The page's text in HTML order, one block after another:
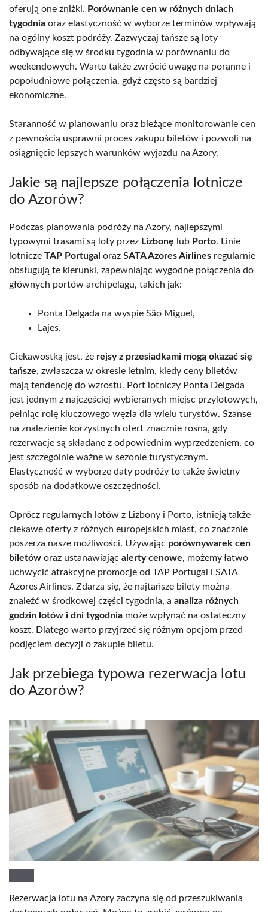
oferują one zniżki. Porównanie cen w różnych dniach
tygodnia oraz elastyczność w wyborze terminów wpływają
na ogólny koszt podróży. Zazwyczaj tańsze są loty
odbywające się w środku tygodnia w porównaniu do
weekendowych. Warto także zwrócić uwagę na poranne i
popołudniowe połączenia, gdyż często są bardziej
ekonomiczne.
Staranność w planowaniu oraz bieżące monitorowanie cen
z pewnością usprawni proces zakupu biletów i pozwoli na
osiągnięcie lepszych warunków wyjazdu na Azory.
Jakie są najlepsze połączenia lotnicze
do Azorów?
Podczas planowania podróży na Azory, najlepszymi
typowymi trasami są loty przez Lizbonę lub Porto. Linie
lotnicze TAP Portugal oraz SATA Azores Airlines regularnie
obsługują te kierunki, zapewniając wygodne połączenia do
głównych portów archipelagu, takich jak:
Ponta Delgada na wyspie São Miguel,
Lajes.
Ciekawostką jest, że rejsy z przesiadkami mogą okazać się
tańsze, zwłaszcza w okresie letnim, kiedy ceny biletów
mają tendencję do wzrostu. Port lotniczy Ponta Delgada
jest jednym z najczęściej wybieranych miejsc przylotowych,
pełniąc rolę kluczowego węzła dla wielu turystów. Szanse
na znalezienie korzystnych ofert znacznie rosną, gdy
rezerwacje są składane z odpowiednim wyprzedzeniem, co
jest szczególnie ważne w sezonie turystycznym.
Elastyczność w wyborze daty podróży to także świetny
sposób na dodatkowe oszczędności.
Oprócz regularnych lotów z Lizbony i Porto, istnieją także
ciekawe oferty z różnych europejskich miast, co znacznie
poszerza nasze możliwości. Używając porównywarek cen
biletów oraz ustanawiając alerty cenowe, możemy łatwo
uchwycić atrakcyjne promocje od TAP Portugal i SATA
Azores Airlines. Zdarza się, że najtańsze bilety można
znaleźć w środkowej części tygodnia, a analiza różnych
godzin lotów i dni tygodnia może wpłynąć na ostateczny
koszt. Dlatego warto przyjrzeć się różnym opcjom przed
podjęciem decyzji o zakupie biletu.
Jak przebiega typowa rezerwacja lotu
do Azorów?
Rezerwacja lotu na Azory zaczyna się od przeszukiwania